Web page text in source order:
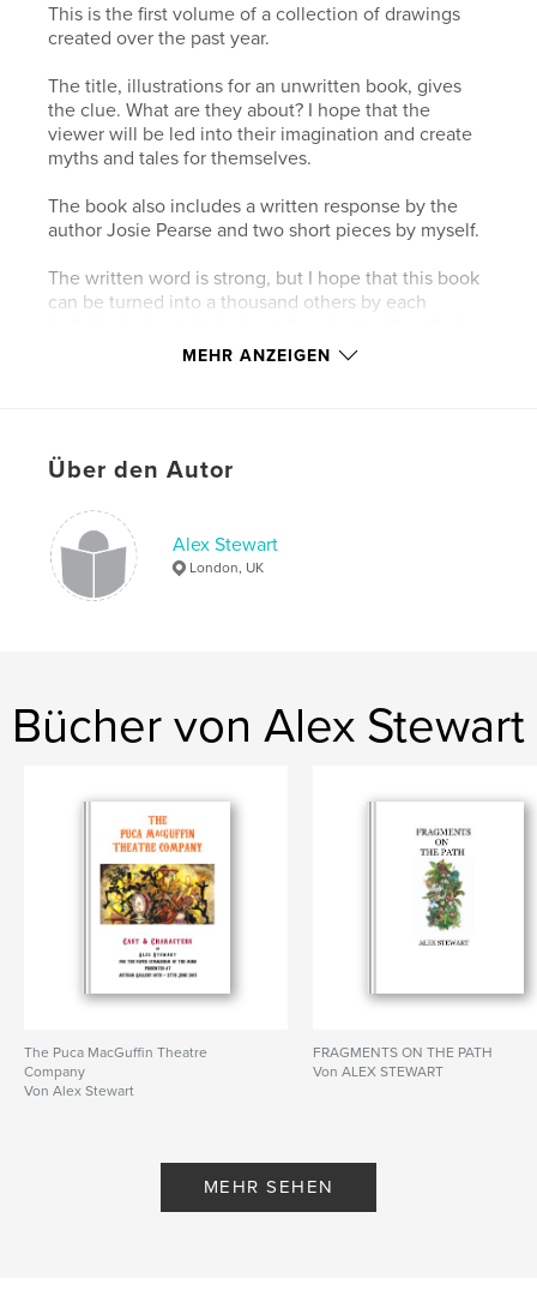
This is the first volume of a collection of drawings
created over the past year.
The title, illustrations for an unwritten book, gives
the clue. What are they about? I hope that the
viewer will be led into their imagination and create
myths and tales for themselves.
The book also includes a written response by the
author Josie Pearse and two short pieces by myself.
The written word is strong, but I hope that this book
can be turned into a thousand others by each
Hauptkategorie: Bildende Kunst
Seitenanzahl:
Veröffentlichungsdatum:Nov. 20, 2008
MEHR ANZEIGEN
Über den Autor
Alex Stewart
London, UK
Bücher von Alex Stewart
The Puca MacGuffin Theatre
Company
Von Alex Stewart
FRAGMENTS ON THE PATH
Von ALEX STEWART
MEHR SEHEN